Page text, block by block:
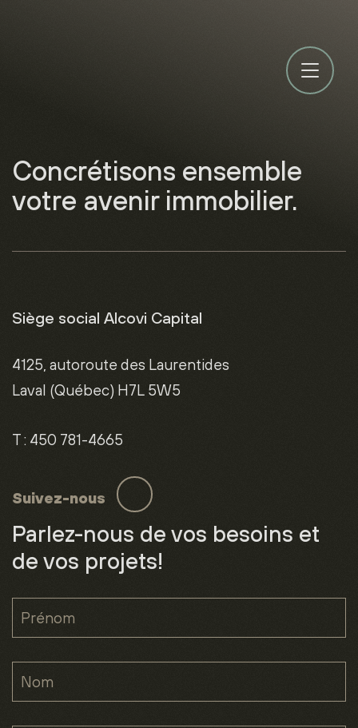
Concrétisons ensemble
votre avenir immobilier.
Siège social Alcovi Capital
4125, autoroute des Laurentides
Laval (Québec) H7L 5W5
T: 450 781-4665
Suivez-nous
Parlez-nous de vos besoins et
de vos projets!